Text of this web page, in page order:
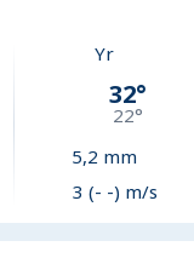
Yr
32°
22°
5,2 mm
3 (- -) m/s